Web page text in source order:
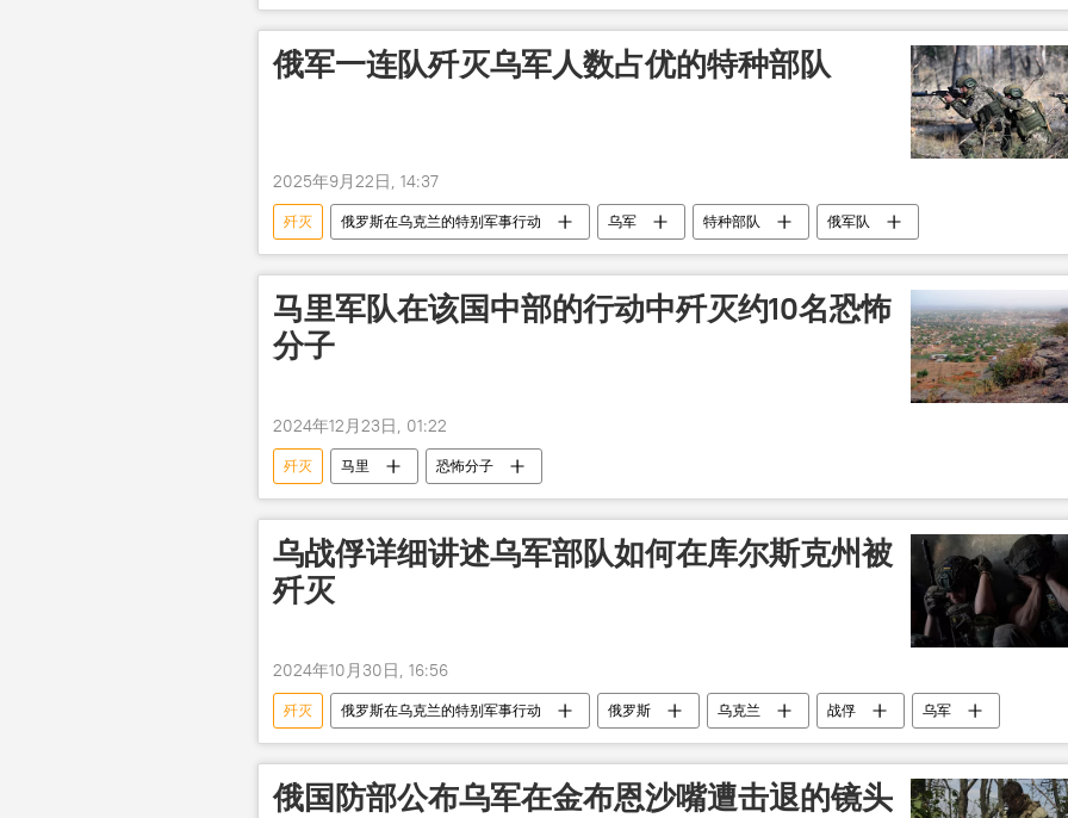
俄军一连队歼灭乌军人数占优的特种部队
2025年9月22日, 14:37
歼灭 俄罗斯在乌克兰的特别军事行动 乌军 特种部队 俄军队
马里军队在该国中部的行动中歼灭约10名恐怖
分子
2024年12月23日, 01:22
歼灭 马里 恐怖分子
乌战俘详细讲述乌军部队如何在库尔斯克州被
歼灭
2024年10月30日, 16:56
歼灭 俄罗斯在乌克兰的特别军事行动 俄罗斯 乌克兰 战俘 乌军
俄国防部公布乌军在金布恩沙嘴遭击退的镜头